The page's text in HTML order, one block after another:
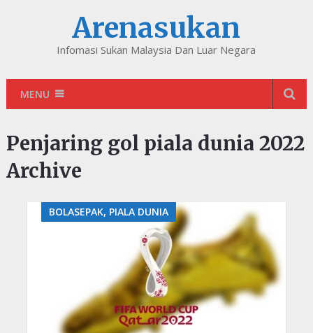
Arenasukan
Infomasi Sukan Malaysia Dan Luar Negara
MENU
Penjaring gol piala dunia 2022
Archive
BOLASEPAK, PIALA DUNIA